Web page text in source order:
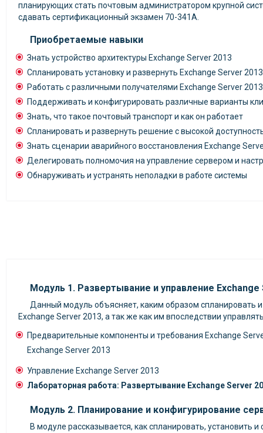
планирующих стать почтовым администратором крупной
сдавать сертификационный экзамен 70-341А.
Приобретаемые навыки
Знать устройство архитектуры Exchange Server 2013
Спланировать установку и развернуть Exchange Server 2013
Работать с различными получателями Exchange Server 2013
Поддерживать и конфигурировать различные варианты
Знать, что такое почтовый транспорт и как он работает
Спланировать и развернуть решение с высокой
Знать сценарии аварийного восстановления Exchange
Делегировать полномочия на управление сервером и
Обнаруживать и устранять неполадки в работе системы
Модуль 1. Развертывание и управление
Данный модуль объясняет, каким образом спланировать
Exchange Server 2013, а так же как им впоследствии
Предварительные компоненты и требования Exchange
Exchange Server 2013
Управление Exchange Server 2013
Лабораторная работа: Развертывание Exchange Server
Модуль 2. Планирование и конфигурирование
В модуле рассказывается, как спланировать, установить